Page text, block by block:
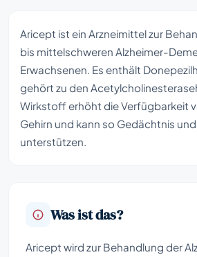
Aricept ist ein Arzneimittel zur
bis mittelschweren Alzheimer-
Erwachsenen. Es enthält
gehört zu den
Wirkstoff erhöht die Verfügbarkeit
Gehirn und kann so Gedächtnis
unterstützen.
Was ist das?
Aricept wird zur Behandlung der